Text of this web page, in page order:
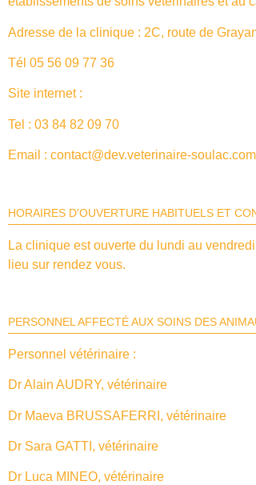
Adresse de la clinique : 2C, route de
Tél 05 56 09 77 36
Site internet :
Tel : 03 84 82 09 70
Email : contact@dev.veterinaire-soulac.com
HORAIRES D'OUVERTURE HABITUELS ET
La clinique est ouverte du lundi au
lieu sur rendez vous.
PERSONNEL AFFECTÉ AUX SOINS DES
Personnel vétérinaire :
Dr Alain AUDRY, vétérinaire
Dr Maeva BRUSSAFERRI, vétérinaire
Dr Sara GATTI, vétérinaire
Dr Luca MINEO, vétérinaire